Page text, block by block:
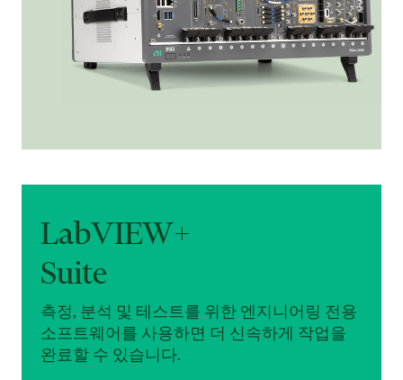
LabVIEW+
Suite
측정, 분석 및 테스트를 위한 엔지니어링 전용
소프트웨어를 사용하면 더 신속하게 작업을
완료할 수 있습니다.